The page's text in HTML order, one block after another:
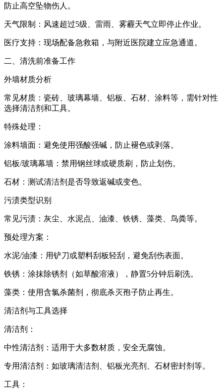
防止高空坠物伤人。
天气限制：风速超过5级、雷雨、雾霾天气立即停止作业。
医疗支持：现场配备急救箱，与附近医院建立应急通道。
二、清洗前准备工作
外墙材质分析
常见材质：瓷砖、玻璃幕墙、铝板、石材、涂料等，需针对性
选择清洁剂和工具。
特殊处理：
涂料墙面：避免使用强酸强碱，防止褪色或剥落。
铝板/玻璃幕墙：禁用钢丝球或硬质刷，防止划伤。
石材：测试清洁剂是否导致返碱或变色。
污渍类型识别
常见污渍：灰尘、水泥点、油漆、铁锈、藻类、鸟粪等。
预处理方案：
水泥/油漆：用铲刀或塑料刮板轻刮，避免刮伤表面。
铁锈：涂抹除锈剂（如草酸溶液），静置5分钟后刷洗。
藻类：使用含氯杀菌剂，彻底杀灭孢子防止再生。
清洁剂与工具选择
清洁剂：
中性清洁剂：适用于大多数材质，安全无腐蚀。
专用清洁剂：如玻璃清洁剂、铝板光亮剂、石材密封剂等。
工具：